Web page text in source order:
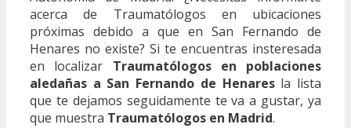
acerca de Traumatólogos en ubicaciones
próximas debido a que en San Fernando de
Henares no existe? Si te encuentras insteresada
en localizar Traumatólogos en poblaciones
aledañas a San Fernando de Henaresla lista
que te dejamos seguidamente te va a gustar, ya
que muestra Traumatólogos en Madrid.